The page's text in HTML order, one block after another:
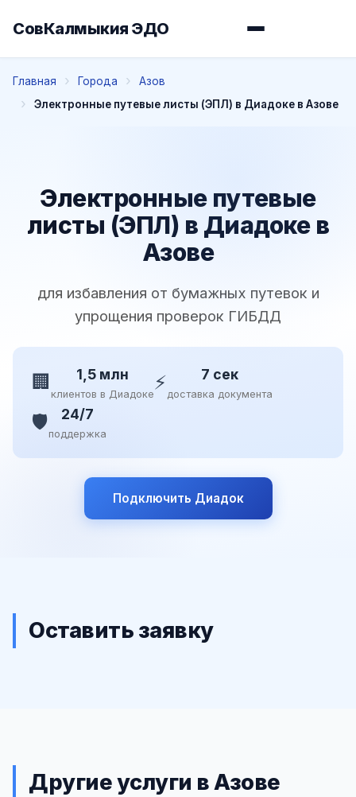
СовКалмыкия ЭДО
Главная Города
Азов
Электронные путевые листы (ЭПЛ) в Диадоке в Азове
Электронные путевые
листы (ЭПЛ) в Диадоке в
Азове
для избавления от бумажных путевок и
упрощения проверок ГИБДД
🏢 1,5 млн
клиентов в Диадоке⚡ 7 сек
доставка документа
🛡️ 24/7
поддержка
Подключить Диадок
Оставить заявку
Другие услуги в Азове